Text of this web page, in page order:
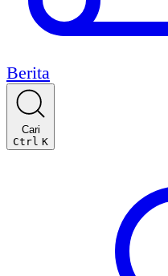
Berita
Cari
Ctrl K